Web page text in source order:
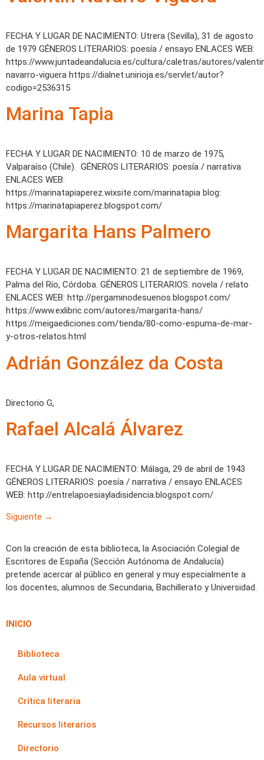
FECHA Y LUGAR DE NACIMIENTO: Utrera (Sevilla), 31 de agosto
de 1979 GÉNEROS LITERARIOS: poesía / ensayo ENLACES WEB:
https://www.juntadeandalucia.es/cultura/caletras/autores/
navarro-viguera https://dialnet.unirioja.es/servlet/autor?
codigo=2536315
Marina Tapia
FECHA Y LUGAR DE NACIMIENTO: 10 de marzo de 1975,
Valparaíso (Chile). GÉNEROS LITERARIOS: poesía / narrativa
ENLACES WEB:
https://marinatapiaperez.wixsite.com/marinatapia blog:
https://marinatapiaperez.blogspot.com/
Margarita Hans Palmero
FECHA Y LUGAR DE NACIMIENTO: 21 de septiembre de 1969,
Palma del Río, Córdoba. GÉNEROS LITERARIOS: novela / relato
ENLACES WEB: http://pergaminodesuenos.blogspot.com/
https://www.exlibric.com/autores/margarita-hans/
https://meigaediciones.com/tienda/80-como-espuma-de-mar-
y-otros-relatos.html
Adrián González da Costa
Directorio G,
Rafael Alcalá Álvarez
FECHA Y LUGAR DE NACIMIENTO: Málaga, 29 de abril de 1943
GÉNEROS LITERARIOS: poesía / narrativa / ensayo ENLACES
WEB: http://entrelapoesiayladisidencia.blogspot.com/
Siguiente →
Con la creación de esta biblioteca, la Asociación Colegial de
Escritores de España (Sección Autónoma de Andalucía)
pretende acercar al público en general y muy especialmente a
los docentes, alumnos de Secundaria, Bachillerato y Universidad.
INICIO
Biblioteca
Aula virtual
Crítica literaria
Recursos literarios
Directorio